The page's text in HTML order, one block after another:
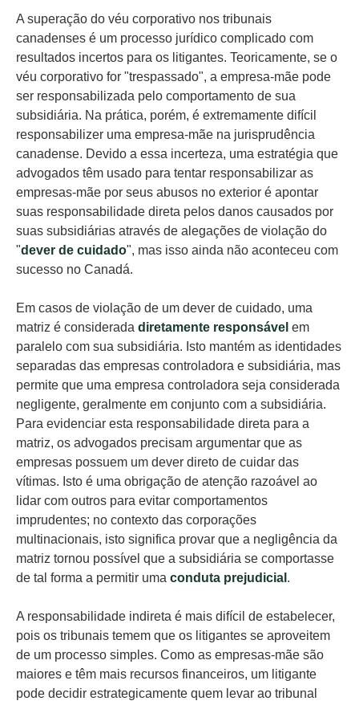
A superação do véu corporativo nos tribunais
canadenses é um processo jurídico complicado com
resultados incertos para os litigantes. Teoricamente, se o
véu corporativo for "trespassado", a empresa-mãe pode
ser responsabilizada pelo comportamento de sua
subsidiária. Na prática, porém, é extremamente difícil
responsabilizer uma empresa-mãe na jurisprudência
canadense. Devido a essa incerteza, uma estratégia que
advogados têm usado para tentar responsabilizar as
empresas-mãe por seus abusos no exterior é apontar
suas responsabilidade direta pelos danos causados por
suas subsidiárias através de alegações de violação do
"dever de cuidado", mas isso ainda não aconteceu com
sucesso no Canadá.
Em casos de violação de um dever de cuidado, uma
matriz é considerada diretamente responsável em
paralelo com sua subsidiária. Isto mantém as identidades
separadas das empresas controladora e subsidiária, mas
permite que uma empresa controladora seja considerada
negligente, geralmente em conjunto com a subsidiária.
Para evidenciar esta responsabilidade direta para a
matriz, os advogados precisam argumentar que as
empresas possuem um dever direto de cuidar das
vítimas. Isto é uma obrigação de atenção razoável ao
lidar com outros para evitar comportamentos
imprudentes; no contexto das corporações
multinacionais, isto significa provar que a negligência da
matriz tornou possível que a subsidiária se comportasse
de tal forma a permitir uma conduta prejudicial .
A responsabilidade indireta é mais difícil de estabelecer,
pois os tribunais temem que os litigantes se aproveitem
de um processo simples. Como as empresas-mãe são
maiores e têm mais recursos financeiros, um litigante
pode decidir estrategicamente quem levar ao tribunal